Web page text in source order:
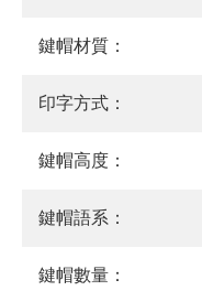
鍵帽材質：
印字方式：
鍵帽高度：
鍵帽語系：
鍵帽數量：